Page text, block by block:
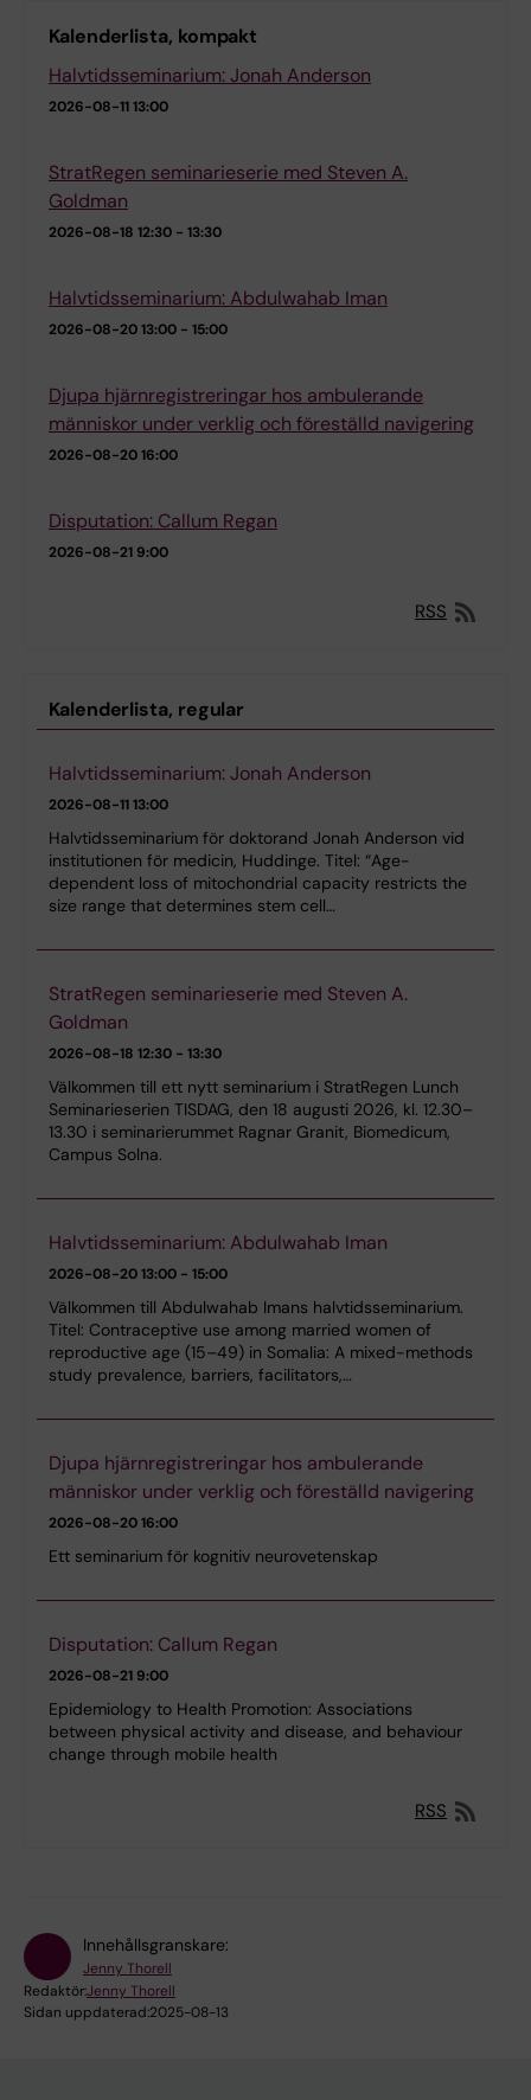
Kalenderlista, kompakt
Halvtidsseminarium: Jonah Anderson
2026-08-1113:00
StratRegen seminarieserie med Steven A.
Goldman
2026-08-18 12:30 - 13:30
Halvtidsseminarium: Abdulwahab Iman
2026-08-2013:00 - 15:00
Djupa hjärnregistreringar hos ambulerande
människor under verklig och föreställd navigering
2026-08-2016:00
Disputation: Callum Regan
2026-08-21 9:00
RSS
Kalenderlista, regular
Halvtidsseminarium: Jonah Anderson
2026-08-1113:00
Halvtidsseminarium för doktorand Jonah Anderson vid
institutionen för medicin, Huddinge. Titel: “Age-
dependent loss of mitochondrial capacity restricts the
size range that determines stem cell…
StratRegen seminarieserie med Steven A.
Goldman
2026-08-18 12:30 - 13:30
Välkommen till ett nytt seminarium i StratRegen Lunch
Seminarieserien TISDAG, den 18 augusti 2026, kl. 12.30–
13.30 i seminarierummet Ragnar Granit, Biomedicum,
Campus Solna.
Halvtidsseminarium: Abdulwahab Iman
2026-08-2013:00 - 15:00
Välkommen till Abdulwahab Imans halvtidsseminarium.
Titel: Contraceptive use among married women of
reproductive age (15–49) in Somalia: A mixed-methods
study prevalence, barriers, facilitators,…
Djupa hjärnregistreringar hos ambulerande
människor under verklig och föreställd navigering
2026-08-2016:00
Ett seminarium för kognitiv neurovetenskap
Disputation: Callum Regan
2026-08-21 9:00
Epidemiology to Health Promotion: Associations
between physical activity and disease, and behaviour
change through mobile health
RSS
Innehållsgranskare:
Jenny Thorell
Redaktör:Jenny Thorell
Sidan uppdaterad:2025-08-13